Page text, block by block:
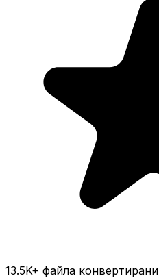
13.5K+ файла конвертирани